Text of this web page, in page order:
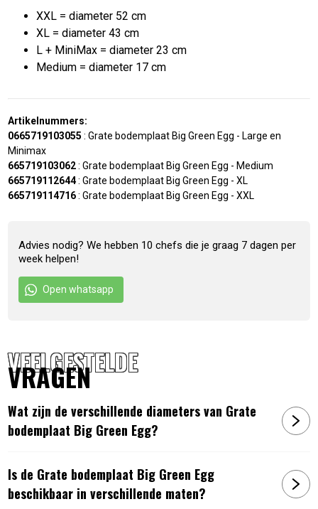
XXL = diameter 52 cm
XL = diameter 43 cm
L + MiniMax = diameter 23 cm
Medium = diameter 17 cm
Artikelnummers:
0665719103055 :Grate bodemplaat Big Green Egg - Large en
Minimax
665719103062:Grate bodemplaat Big Green Egg - Medium
665719112644:Grate bodemplaat Big Green Egg - XL
665719114716:Grate bodemplaat Big Green Egg - XXL
Advies nodig? We hebben 10 chefs die je graag 7 dagen per
week helpen!
Open whatsapp
VEELGESTELDE
VRAGEN
Wat zijn de verschillende diameters van Grate
bodemplaat Big Green Egg?
Is de Grate bodemplaat Big Green Egg
beschikbaar in verschillende maten?